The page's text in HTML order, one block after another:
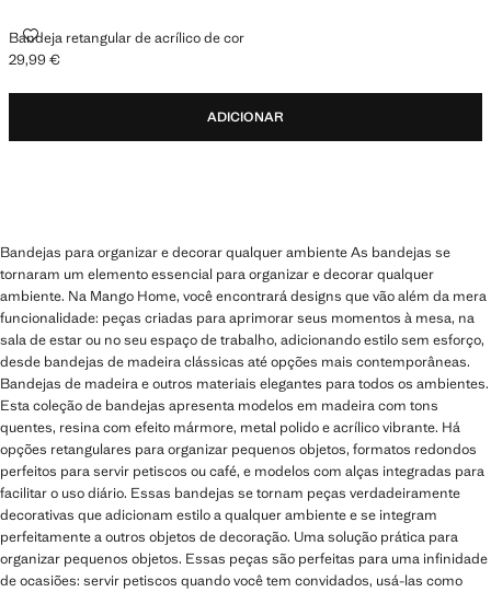
Bandeja retangular de acrílico de cor
BANDEJA RETANGULAR DE ACRÍLICO DE COR
Preço atual [29,99 € ]
29,99 €
ADICIONAR
Bandejas para organizar e decorar qualquer ambiente As bandejas se
tornaram um elemento essencial para organizar e decorar qualquer
ambiente. Na Mango Home, você encontrará designs que vão além da mera
funcionalidade: peças criadas para aprimorar seus momentos à mesa, na
sala de estar ou no seu espaço de trabalho, adicionando estilo sem esforço,
desde bandejas de madeira clássicas até opções mais contemporâneas.
Bandejas de madeira e outros materiais elegantes para todos os ambientes.
Esta coleção de bandejas apresenta modelos em madeira com tons
quentes, resina com efeito mármore, metal polido e acrílico vibrante. Há
opções retangulares para organizar pequenos objetos, formatos redondos
perfeitos para servir petiscos ou café, e modelos com alças integradas para
facilitar o uso diário. Essas bandejas se tornam peças verdadeiramente
decorativas que adicionam estilo a qualquer ambiente e se integram
perfeitamente a outros objetos de decoração. Uma solução prática para
organizar pequenos objetos. Essas peças são perfeitas para uma infinidade
de ocasiões: servir petiscos quando você tem convidados, usá-las como